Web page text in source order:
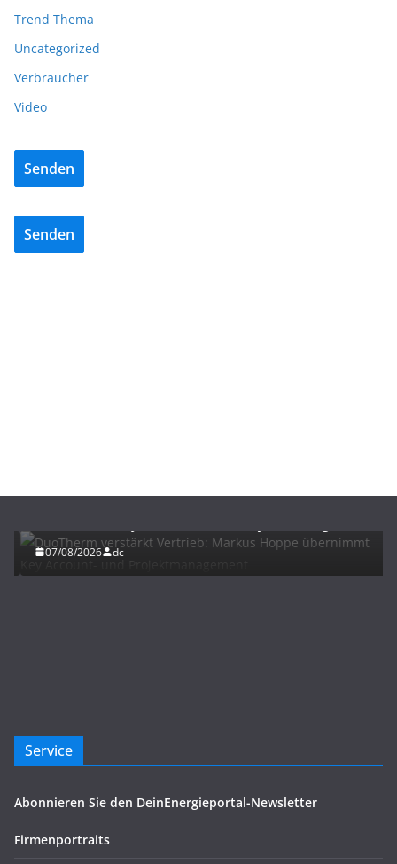
Trend Thema
Uncategorized
Verbraucher
Video
Senden
Senden
07/08/2026 dc
Service
Abonnieren Sie den DeinEnergieportal-Newsletter
Firmenportraits